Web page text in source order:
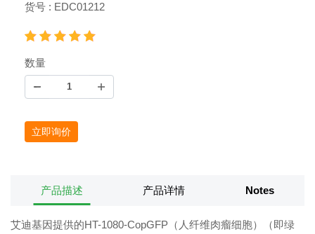
货号 : EDC01212
数量
立即询价
产品描述 产品详情 Notes
艾迪基因提供的HT-1080-CopGFP（人纤维肉瘤细胞）（即绿